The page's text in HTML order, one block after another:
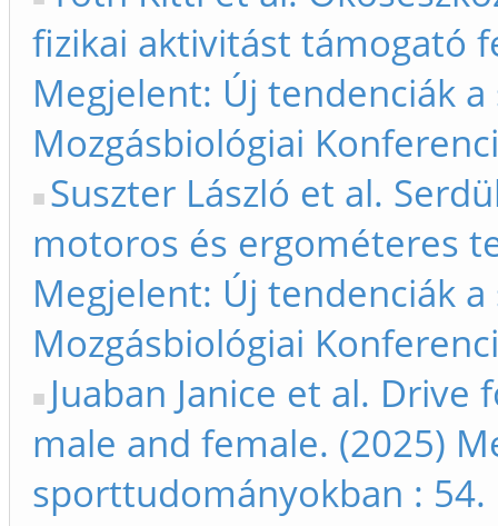
fizikai aktivitást támogató
Megjelent: Új tendenciák
Mozgásbiológiai
Suszter László et al.
motoros és ergométeres
Megjelent: Új tendenciák
Mozgásbiológiai
Juaban Janice et al.
male and female. (2025)
sporttudományokban :